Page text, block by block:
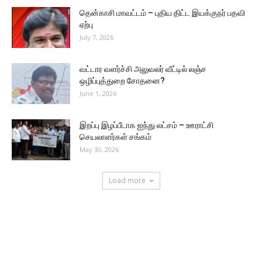
தென்காசி மாவட்டம் – புதிய திட்ட இயக்குநர் பதவி
ஏற்பு
July 7, 2026
வட்டார வளர்ச்சி அலுவலர் வீட்டில் லஞ்ச
ஒழிப்புத்துறை சோதனை?
June 1, 2026
இறப்பு இழப்பீடாக ஐந்து லட்சம் – ஊராட்சி
செயலாளர்கள் சங்கம்
May 30, 2026
Load more